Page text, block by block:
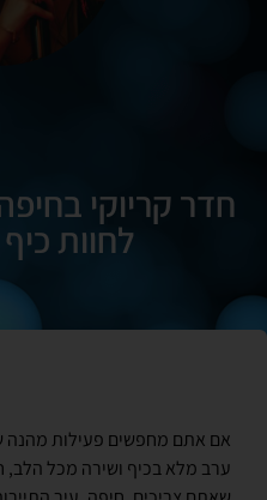
חדר קריוקי
לחוות
אם אתם מחפשים פעילות
ערב מלא בכיף ושירה מכל הלב,